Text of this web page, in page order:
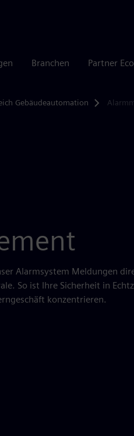
Branchen Partner
Gebäudeautomation
Alarmsystem Meldungen
So ist Ihre Sicherheit in
konzentrieren.